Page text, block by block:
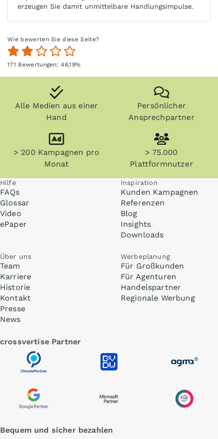
erzeugen Sie damit unmittelbare Handlungsimpulse.
Wie bewerten Sie diese Seite?
171 Bewertungen:48,19%
Alle Medien aus einer
Hand
Persönlicher
Ansprechpartner
> 200 Kampagnen pro
Monat
> 75.000
Plattformnutzer
Hilfe
FAQs
Glossar
Video
ePaper
Inspiration
Kunden Kampagnen
Referenzen
Blog
Insights
Downloads
Über uns
Team
Karriere
Historie
Kontakt
Presse
News
Werbeplanung
Für Großkunden
Für Agenturen
Handelspartner
Regionale Werbung
crossvertise Partner
Bequem und sicher bezahlen